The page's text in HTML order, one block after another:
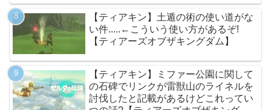
【ティアキン】土遁の術の使い道がな
い件.....←こういう使い方があるぞ!
【ティアーズオブザキングダム】
【ティアキン】ミファー公園に関して
の石碑でリンクが雷獣山のライネルを
討伐したと記載があるけどこれってい